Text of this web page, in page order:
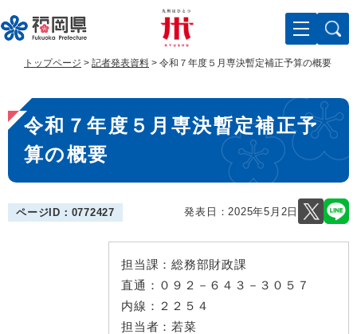
ー
ジ
で
す
ニ
ュ
ば
し
文
トップページ > 記者発表資料 > 令和７年度５月専決暫定補正予算の概要
本
文
令和７年度５月専決暫定補正予
算の概要
ページID：0772427 発表日：2025年5月2日
担当課： 総務部財政課
直通： ０９２－６４３－３０５７
内線： ２２５４
担当者： 若菜